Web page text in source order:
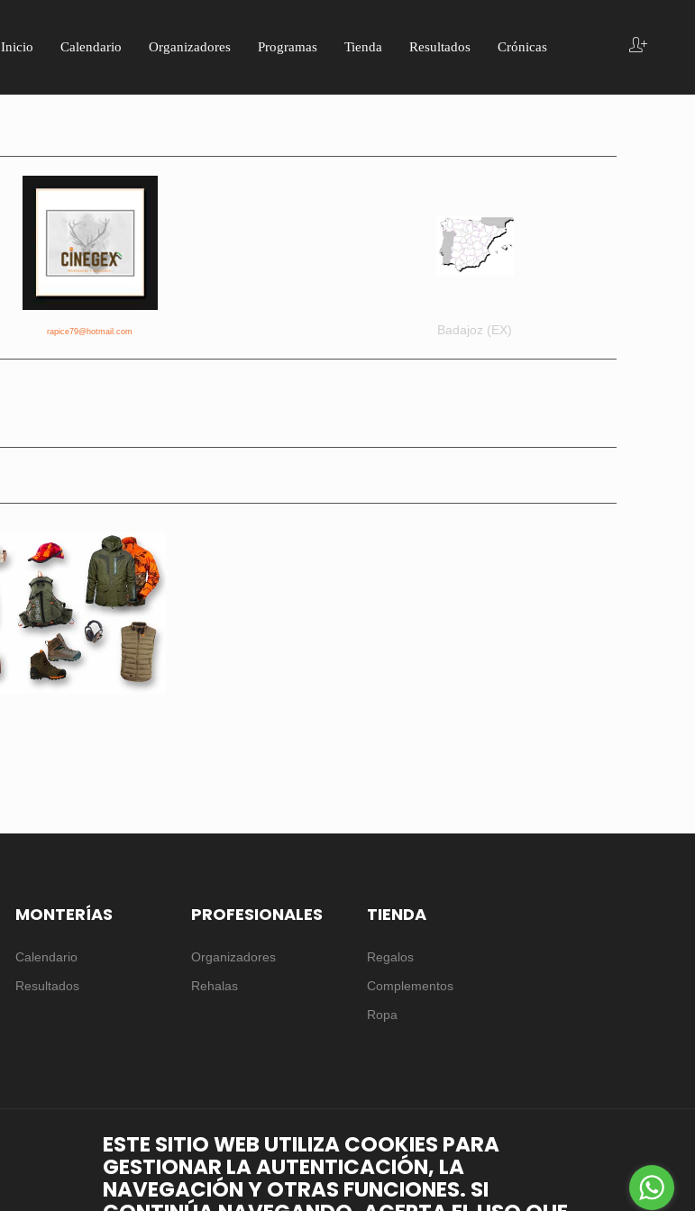
Inicio Calendario Organizadores Programas Tienda Resultados Crónicas
rapice79@hotmail.com Badajoz (EX)
MONTERÍAS
Calendario
Resultados
PROFESIONALES
Organizadores
Rehalas
TIENDA
Regalos
Complementos
Ropa
ESTE SITIO WEB UTILIZA COOKIES PARA
GESTIONAR LA AUTENTICACIÓN, LA
NAVEGACIÓN Y OTRAS FUNCIONES. SI